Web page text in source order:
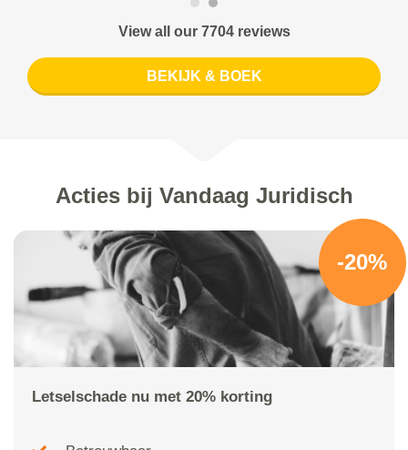
View all our 7704 reviews
BEKIJK & BOEK
Acties bij Vandaag Juridisch
-20%
Letselschade nu met 20% korting